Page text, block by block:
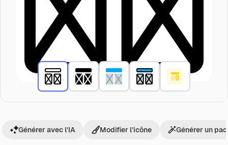
Générer avec l’IA Modifier l’icône Générer un